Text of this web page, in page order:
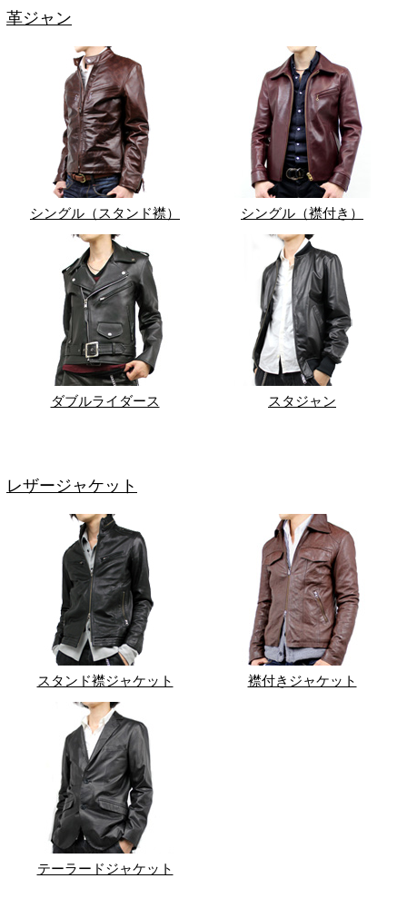
革ジャン
シングル（スタンド襟） シングル（襟付き）
ダブルライダース スタジャン
レザージャケット
スタンド襟ジャケット 襟付きジャケット
テーラードジャケット